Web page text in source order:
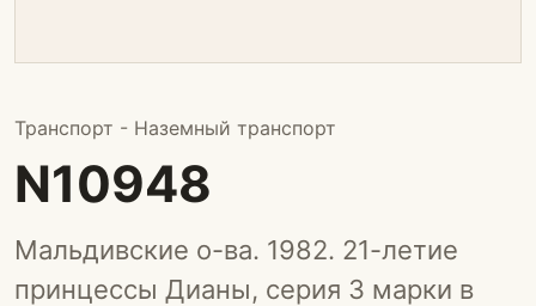
Транспорт - Наземный транспорт
N10948
Мальдивские о-ва. 1982. 21-летие
принцессы Дианы, серия 3 марки в